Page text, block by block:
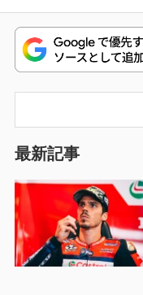
ビ
ゲ
ー
ン
最新記事